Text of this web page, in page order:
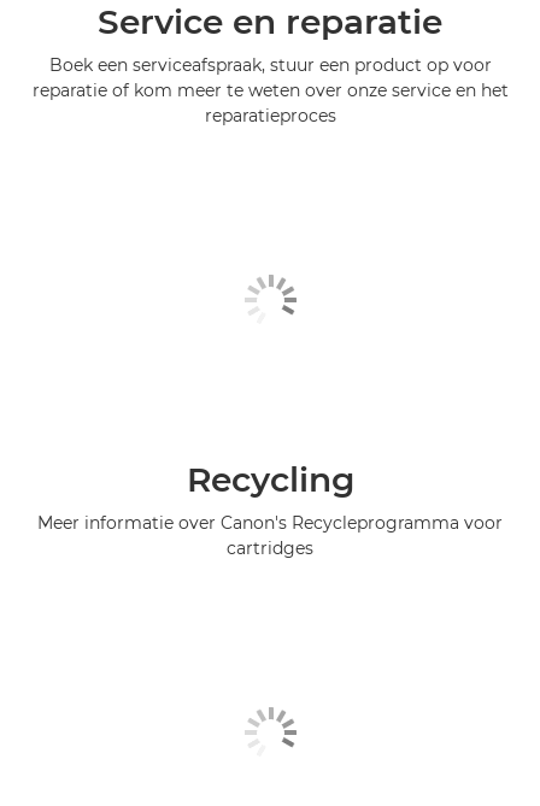
Service en reparatie
Boek een serviceafspraak, stuur een product op voor
reparatie of kom meer te weten over onze service en het
reparatieproces
Recycling
Meer informatie over Canon's Recycleprogramma voor
cartridges